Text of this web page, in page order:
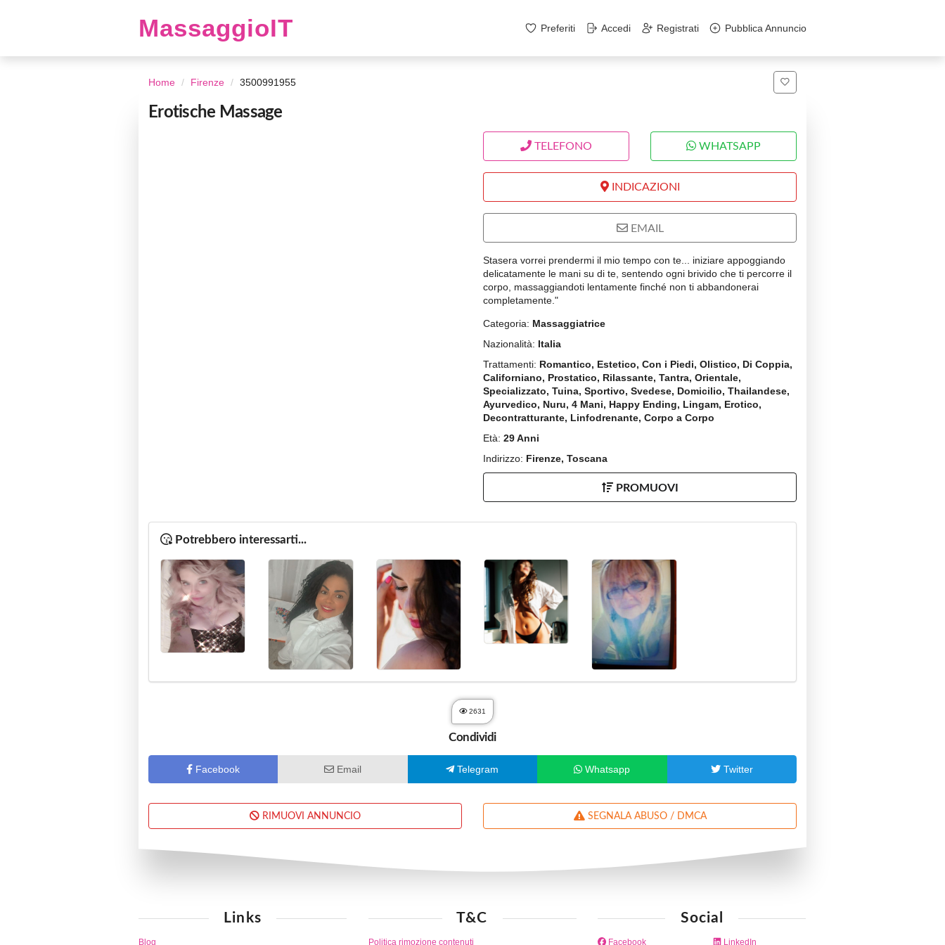
MassaggioIT Preferiti Accedi Registrati Pubblica Annuncio
Home Firenze 3500991955
Erotische Massage
TELEFONO WHATSAPP
INDICAZIONI
EMAIL
Stasera vorrei prendermi il mio tempo con te... iniziare appoggiando
delicatamente le mani su di te, sentendo ogni brivido che ti percorre il
corpo, massaggiandoti lentamente finché non ti abbandonerai
completamente."
Categoria: Massaggiatrice
Nazionalità: Italia
Trattamenti: Romantico, Estetico, Con i Piedi, Olistico, Di Coppia,
Californiano, Prostatico, Rilassante, Tantra, Orientale,
Specializzato, Tuina, Sportivo, Svedese, Domicilio, Thailandese,
Ayurvedico, Nuru, 4 Mani, Happy Ending, Lingam, Erotico,
Decontratturante, Linfodrenante, Corpo a Corpo
Età: 29 Anni
Indirizzo: Firenze, Toscana
PROMUOVI
Potrebbero interessarti...
2631
Condividi
Facebook Email Telegram Whatsapp Twitter
RIMUOVI ANNUNCIO SEGNALA ABUSO / DMCA
Links
Blog
T&C
Politica rimozione contenuti
Social
Facebook LinkedIn